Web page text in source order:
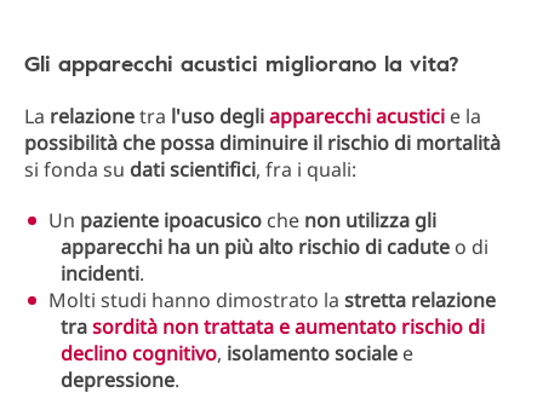
Gli apparecchi acustici migliorano la vita?
La relazionetra l'uso degliapparecchi acustici e la
possibilità che possa diminuire il rischio di mortalità
si fonda su datiscientifici, fra i quali:
Un paziente ipoacusico che non utilizza gli
apparecchi ha un più alto rischio di cadute o di
incidenti.
Molti studi hanno dimostrato la stretta relazione
trasordità non trattata e aumentato rischio di
declino cognitivo, isolamentosociale e
depressione.